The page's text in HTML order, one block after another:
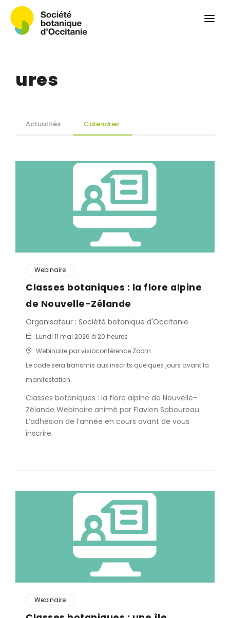
Colloque
Ressources
Actualités et calendrier
ures
Actualités Calendrier
Webinaire
Classes botaniques : la flore alpine
de Nouvelle-Zélande
Organisateur : Société botanique d'Occitanie
Lundi 11 mai 2026 à 20 heures
Webinaire par visioconférence Zoom.
Le code sera transmis aux inscrits quelques jours avant la
manifestation.
Classes botaniques : la flore alpine de Nouvelle-
Zélande Webinaire animé par Flavien Saboureau.
L’adhésion de l’année en cours avant de vous
inscrire.
Webinaire